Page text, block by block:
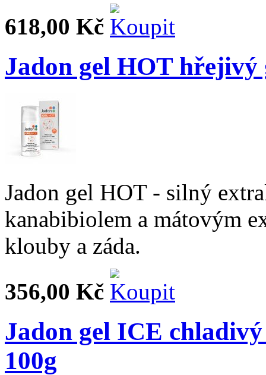
618,00 Kč
Jadon gel HOT hřejivý
Jadon gel HOT - silný
kanabibiolem a mátovým
klouby a záda.
356,00 Kč
Jadon gel ICE
100g